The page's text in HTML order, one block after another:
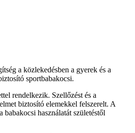
a közlekedésben a gyerek és a
sportbabakocsi.
rendelkezik. Szellőzést és a
biztosító elemekkel felszerelt. A
babakocsi használatát születéstől